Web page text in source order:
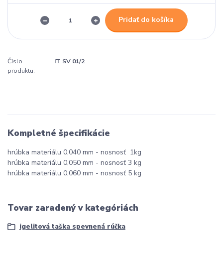
Pridať do košíka
Číslo
produktu:
IT SV 01/2
Kompletné špecifikácie
hrúbka materiálu 0,040 mm - nosnosť 1kg
hrúbka materiálu 0,050 mm - nosnosť 3 kg
hrúbka materiálu 0,060 mm - nosnosť 5 kg
Tovar zaradený v kategóriách
igelitová taška spevnená rúčka